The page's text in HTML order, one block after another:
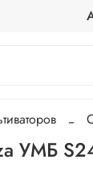
УМБ